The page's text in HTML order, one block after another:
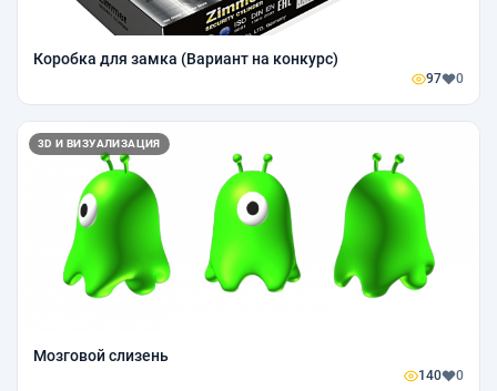
Коробка для замка (Вариант на конкурс)
97 0
3D И ВИЗУАЛИЗАЦИЯ
Мозговой слизень
140 0